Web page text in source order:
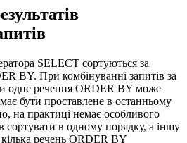
SELECT сортуються за
BY. При комбінуванні запитів за
одне речення ORDER BY може
бути проставлене в останньому
на практиці немає особливого
сортувати в одному порядку, а іншу
речень ORDER BY